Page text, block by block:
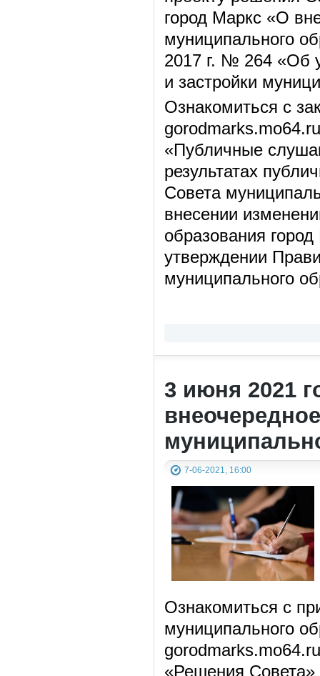
город Маркс «О
муниципального
2017 г. № 264 «Об
и застройки
Ознакомиться с
«Публичные
результатах
Совета
внесении
образования
утверждении
муниципального
3 июня 2021
7-06-2021, 16:00
Ознакомиться с
муниципального
«Решения Совета»